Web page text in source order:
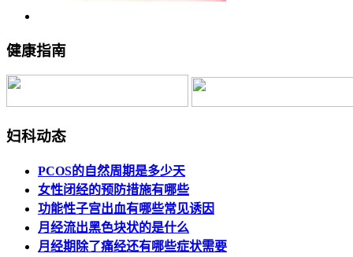
健康指南
妇科动态
PCOS的自然周期是多少天
女性闭经的预防措施有哪些
功能性子宫出血有哪些常见诱因
月经流出黑色块状的是什么
月经期除了痛经还有哪些症状需要